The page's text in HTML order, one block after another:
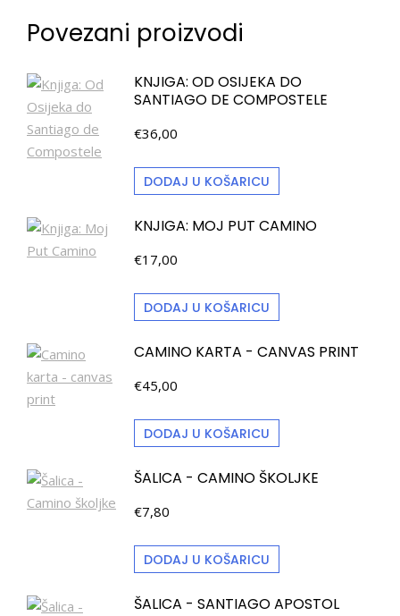
Povezani proizvodi
KNJIGA: OD OSIJEKA DO
SANTIAGO DE COMPOSTELE
€36,00
DODAJ U KOŠARICU
KNJIGA: MOJ PUT CAMINO
€17,00
DODAJ U KOŠARICU
CAMINO KARTA - CANVAS PRINT
€45,00
DODAJ U KOŠARICU
ŠALICA - CAMINO ŠKOLJKE
€7,80
DODAJ U KOŠARICU
ŠALICA - SANTIAGO APOSTOL